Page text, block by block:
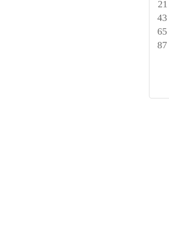
21
43
65
87